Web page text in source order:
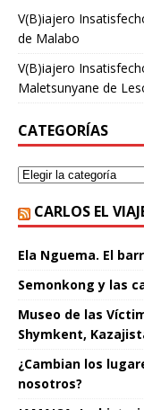
V(B)iajero
de Malabo
V(B)iajero
Maletsunyane de
CATEGORÍAS
CARLOS EL
Ela Nguema. El
Semonkong y las
Museo de las
Shymkent,
¿Cambian los
nosotros?